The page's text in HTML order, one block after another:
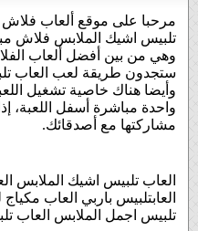
مرحبا على موقع ألعاب فلاش
تلبيس اشيك الملابس فلاش
وهي من بين أفضل ألعاب
ستجدون طريقة لعب العاب
وأيضا هناك خاصية تشغيل
واحدة مباشرة أسفل اللعبة،
مشاركتها مع أصدقائك.
العاب تلبيس اشيك الملابس
العابتلبيس باربي العاب
تلبيس اجمل الملابس العاب